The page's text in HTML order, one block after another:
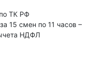
ТК РФ
15 смен по 11 часов –
НДФЛ